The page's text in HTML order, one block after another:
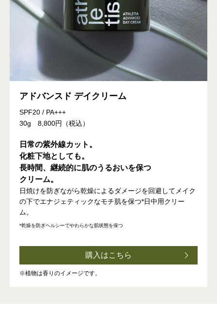
アドバンスド デイクリーム
SPF20 / PA+++
30g 8,800円（税込）
日常の紫外線カット。
化粧下地としても。
長時間、継続的に肌のうるおいを保つ
クリーム。
⽇焼けを防ぎながら乾燥によるダメージを回避してメイク
の下でエナジェティックなモチ肌を保つ*⽇中⽤クリー
ム。
*乾燥を防ぎヘルシーでやわらかな肌状態を保つ
購入はこちら
※植物は香りのイメージです。